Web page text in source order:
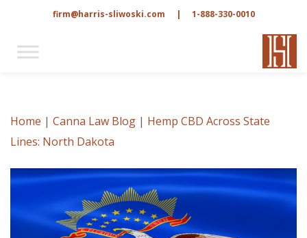
1-888-330-0010
|
firm@harris-sliwoski.com
Home | Canna Law Blog | Hemp CBD Across State
Lines: North Dakota